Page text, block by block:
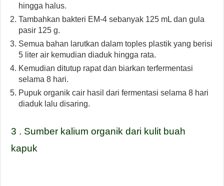
hingga halus.
Tambahkan bakteri EM-4 sebanyak 125 mL dan gula
pasir 125 g.
Semua bahan larutkan dalam toples plastik yang berisi
5 liter air kemudian diaduk hingga rata.
Kemudian ditutup rapat dan biarkan terfermentasi
selama 8 hari.
Pupuk organik cair hasil dari fermentasi selama 8 hari
diaduk lalu disaring.
3 . Sumber kalium organik dari kulit buah
kapuk